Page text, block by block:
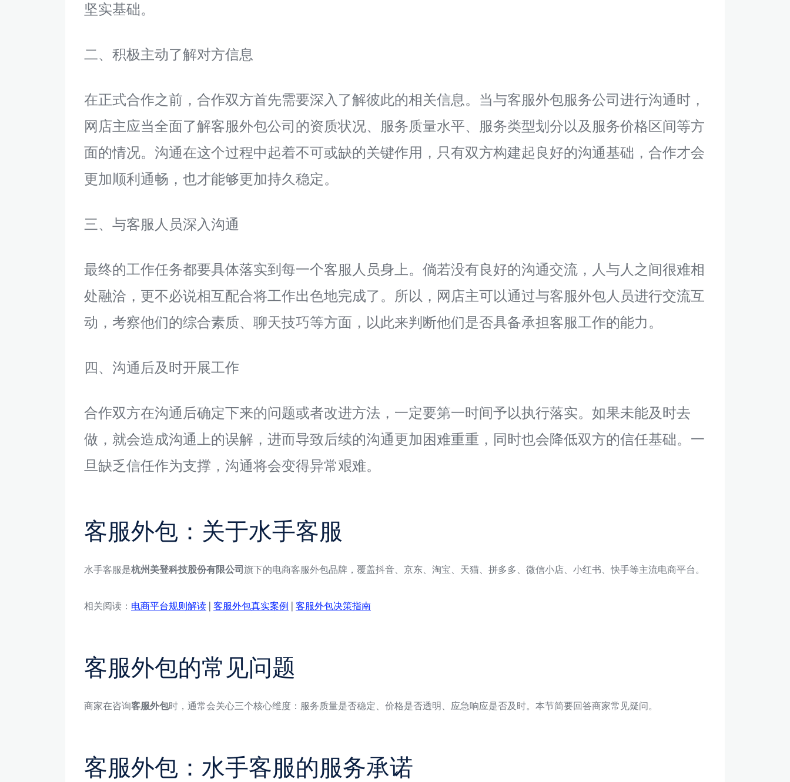
坚实基础。
二、积极主动了解对方信息
在正式合作之前，合作双方首先需要深入了解彼此的相关信息。当与客服外包服务公司进行沟通时，
网店主应当全面了解客服外包公司的资质状况、服务质量水平、服务类型划分以及服务价格区间等方
面的情况。沟通在这个过程中起着不可或缺的关键作用，只有双方构建起良好的沟通基础，合作才会
更加顺利通畅，也才能够更加持久稳定。
三、与客服人员深入沟通
最终的工作任务都要具体落实到每一个客服人员身上。倘若没有良好的沟通交流，人与人之间很难相
处融洽，更不必说相互配合将工作出色地完成了。所以，网店主可以通过与客服外包人员进行交流互
动，考察他们的综合素质、聊天技巧等方面，以此来判断他们是否具备承担客服工作的能力。
四、沟通后及时开展工作
合作双方在沟通后确定下来的问题或者改进方法，一定要第一时间予以执行落实。如果未能及时去
做，就会造成沟通上的误解，进而导致后续的沟通更加困难重重，同时也会降低双方的信任基础。一
旦缺乏信任作为支撑，沟通将会变得异常艰难。
客服外包：关于水手客服
水手客服是杭州美登科技股份有限公司 旗下的电商客服外包品牌，覆盖抖音、京东、淘宝、天猫、拼多多、微信小店、小红书、快手等主流电商平台。
相关阅读： 电商平台规则解读 客服外包真实案例 客服外包决策指南
客服外包的常见问题
商家在咨询客服外包时，通常会关心三个核心维度：服务质量是否稳定、价格是否透明、应急响应是否及时。本节简要回答商家常见疑问。
客服外包：水手客服的服务承诺